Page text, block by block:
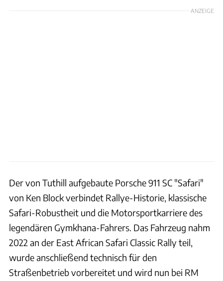
ANZEIGE
Der von Tuthill aufgebaute Porsche 911 SC "Safari"
von Ken Block verbindet Rallye-Historie, klassische
Safari-Robustheit und die Motorsportkarriere des
legendären Gymkhana-Fahrers. Das Fahrzeug nahm
2022 an der East African Safari Classic Rally teil,
wurde anschließend technisch für den
Straßenbetrieb vorbereitet und wird nun bei RM